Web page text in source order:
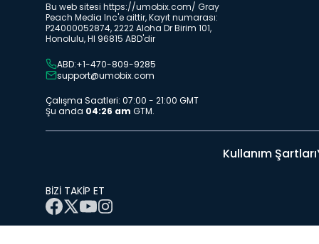
Bu web sitesi https://umobix.com/ Gray
Peach Media Inc'e aittir, Kayıt numarası:
P24000052874, 2222 Aloha Dr Birim 101,
Honolulu, HI 96815 ABD'dir
ABD:+1-470-809-9285
support@umobix.com
Çalışma Saatleri: 07:00 - 21:00 GMT
Şu anda 04:26 am GTM.
Kullanım Şartları
BİZİ TAKİP ET